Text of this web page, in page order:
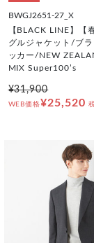
BWGJ2651-27_X
【BLACK LINE】【
グルジャケット/ブ
ッカー/NEW
MIX Super100’s
¥31,900
WEB価格¥25,520